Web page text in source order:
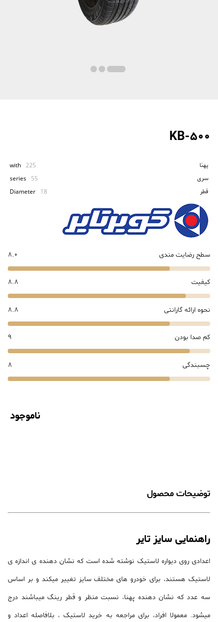
KB-500
سطح رضایت مندی 8.0
کیفیت 8.8
نحوه ارائه گارانتی 8.8
کم صدا بودن 9
چسبندگی 8
ناموجود
پهنا with 225
سری series 55
قطر Diameter 18
توضیحات محصول
راهنمایی سایز تایر
اعدادی روی دیواره لاستیک نوشته شده است که نشان دهنده ی اندازه ی
لاستیک هستند، برای خودرو های مختلف سایز تغییر میکند و بر اساس
سه عدد که نشان دهنده پهنا، نسبت منظر و قطر رینگ میباشند درج
میشود. معمولا افراد، برای مراجعه به خرید لاستیک ، بلافاصله اعداد و